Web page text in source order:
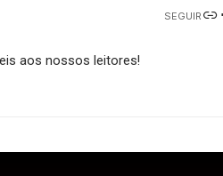
SEGUIR
aos nossos leitores!